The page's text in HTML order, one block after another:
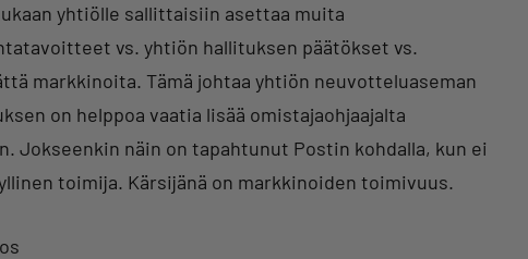
yhtiölle sallittaisiin asettaa muita
vs. yhtiön hallituksen päätökset vs.
markkinoita. Tämä johtaa yhtiön neuvotteluaseman
on helppoa vaatia lisää omistajaohjaajalta
näin on tapahtunut Postin kohdalla, kun ei
toimija. Kärsijänä on markkinoiden toimivuus.